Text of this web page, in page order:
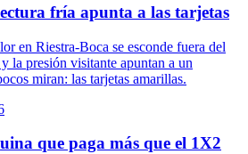
fría apunta a las tarjetas
en Riestra-Boca se esconde fuera del
la presión visitante apuntan a un
miran: las tarjetas amarillas.
que paga más que el 1X2